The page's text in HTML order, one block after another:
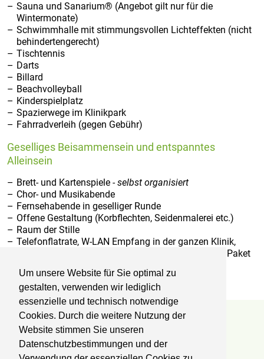
Um unsere Website für Sie optimal zu
gestalten, verwenden wir lediglich
essenzielle und technisch notwendige
Cookies. Durch die weitere Nutzung der
Website stimmen Sie unseren
Datenschutzbestimmungen und der
Sauna und Sanarium® (Angebot gilt nur für die
Wintermonate)
Schwimmhalle mit stimmungsvollen Lichteffekten (nicht
behindertengerecht)
Tischtennis
Darts
Billard
Beachvolleyball
Kinderspielplatz
Spazierwege im Klinikpark
Fahrradverleih (gegen Gebühr)
Geselliges Beisammensein und entspanntes
Alleinsein
Brett- und Kartenspiele -selbst organisiert
Chor- und Musikabende
Fernsehabende in geselliger Runde
Offene Gestaltung (Korbflechten, Seidenmalerei etc.)
Raum der Stille
Telefonflatrate, W-LAN Empfang in der ganzen Klinik,
Fernsehgeräte auf allen Zimmern (einzeln oder als Paket
Reha-Zentrum Lübben
Kliniken Professor Dr. Schedel GmbH
Fachklinik für Orthopädie und Onkologie